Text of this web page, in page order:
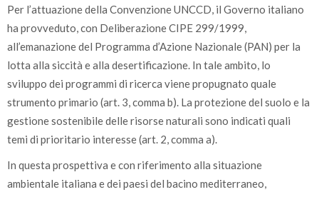
Per l’attuazione della Convenzione UNCCD, il Governo italiano
ha provveduto, con Deliberazione CIPE 299/1999,
all’emanazione del Programma d’Azione Nazionale (PAN) per la
lotta alla siccità e alla desertificazione. In tale ambito, lo
sviluppo dei programmi di ricerca viene propugnato quale
strumento primario (art. 3, comma b). La protezione del suolo e la
gestione sostenibile delle risorse naturali sono indicati quali
temi di prioritario interesse (art. 2, comma a).
In questa prospettiva e con riferimento alla situazione
ambientale italiana e dei paesi del bacino mediterraneo,